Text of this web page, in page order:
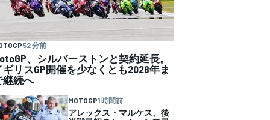
52 分前
、シルバーストンと契約延長。
ギリスGP開催を少なくとも2028年ま
継続へ
MOTOGP1 時間前
アレックス・マルケス、後